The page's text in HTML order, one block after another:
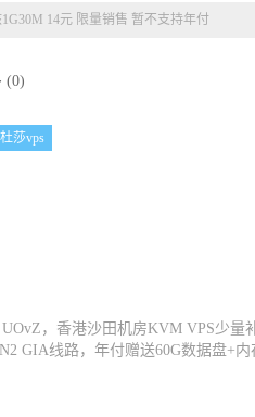
14元 限量销售 暂不支持年付
(0)
莎vps
UOvZ，香港沙田机房KVM VPS少量
GIA线路，年付赠送60G数据盘+